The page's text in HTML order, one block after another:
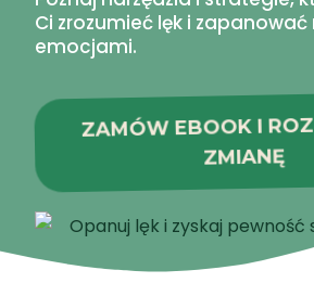
Ci zrozumieć lęk i
emocjami.
ZAMÓW EBOOK I
ZMIANĘ